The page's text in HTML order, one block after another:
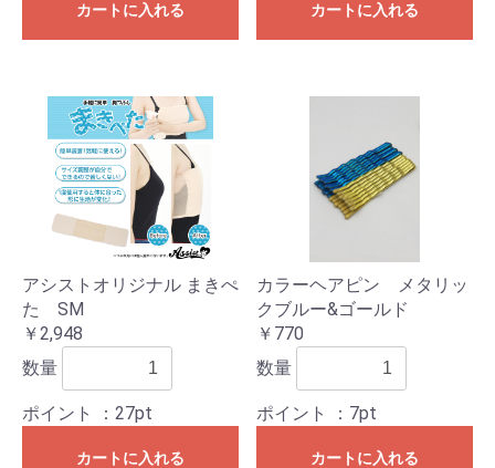
カートに入れる カートに入れる
アシストオリジナル まきぺ
た SM
￥2,948
数量
ポイント ：27pt
カートに入れる
カラーヘアピン メタリッ
クブルー&ゴールド
￥770
数量
ポイント ：7pt
カートに入れる